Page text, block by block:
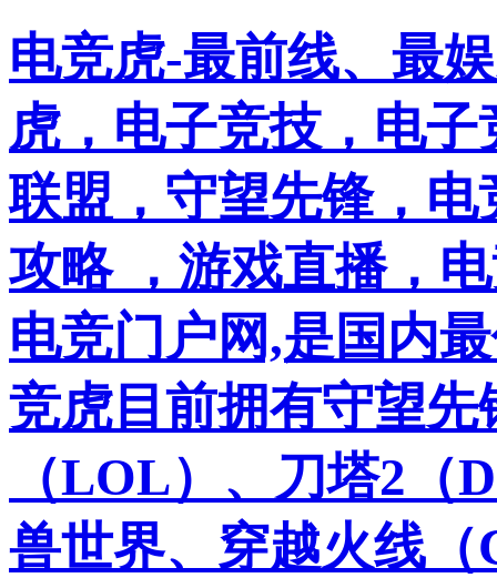
电竞虎-最前线、最
虎，电子竞技，电
联盟，守望先锋，
攻略 ，游戏直播，
电竞门户网,是国内
竞虎目前拥有守望
（LOL）、刀塔2（
兽世界、穿越火线